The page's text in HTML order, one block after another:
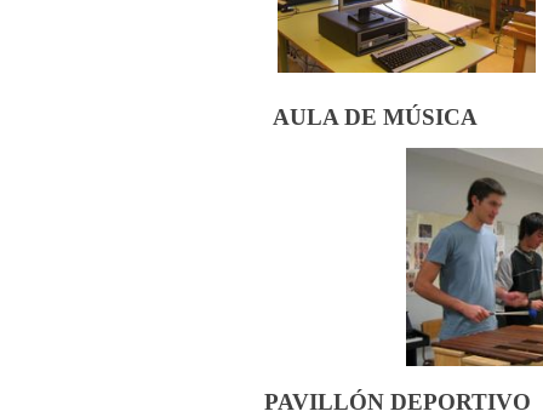
AULA DE MÚSICA
PAVILLÓN DEPORTIVO